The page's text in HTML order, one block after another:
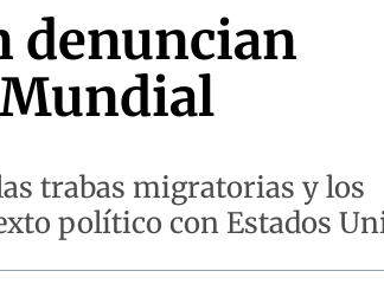
denuncian
trabas migratorias y los
político con Estados